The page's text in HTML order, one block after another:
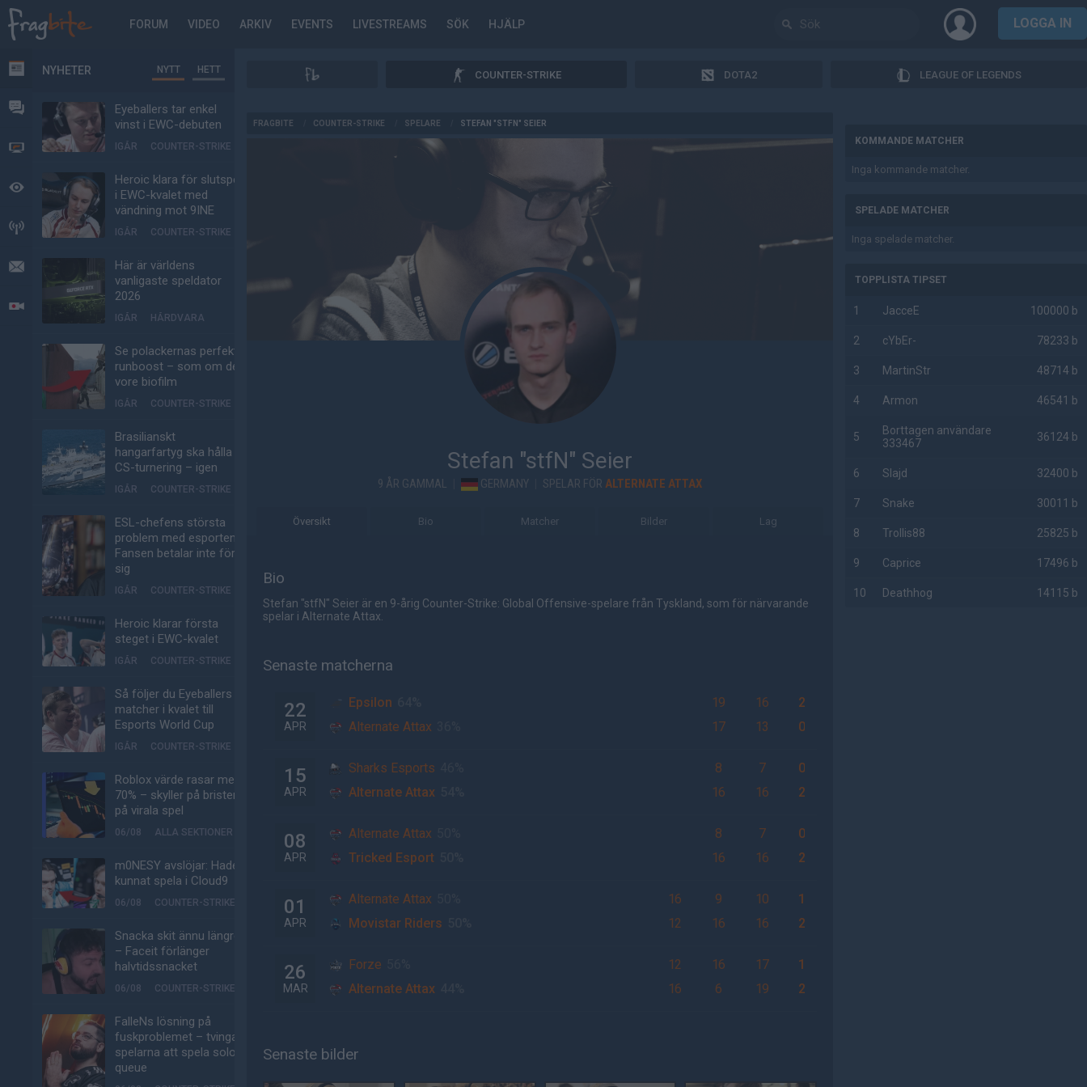
FORUM VIDEO ARKIV EVENTS LIVESTREAMS SÖK HJÄLP LOGGA IN
NYHETER
FORUM
VIDEO
BEVAKAT
HÄNDELSER
LIVESÄNDNINGAR
NYHETER NYTT HETT
Eyeballers tar enkel
vinst i EWC-debuten
IGÅR COUNTER-STRIKE
Heroic klara för slutspel
i EWC-kvalet med
vändning mot 9INE
IGÅR COUNTER-STRIKE
Här är världens
vanligaste speldator
2026
IGÅR HÅRDVARA
Se polackernas perfekta
runboost – som om det
vore biofilm
IGÅR COUNTER-STRIKE
Brasilianskt
hangarfartyg ska hålla
CS-turnering – igen
IGÅR COUNTER-STRIKE
ESL-chefens största
problem med esporten:
Fansen betalar inte för
sig
IGÅR COUNTER-STRIKE
Heroic klarar första
steget i EWC-kvalet
IGÅR COUNTER-STRIKE
Så följer du Eyeballers
matcher i kvalet till
Esports World Cup
IGÅR COUNTER-STRIKE
Roblox värde rasar med
70% – skyller på bristen
på virala spel
06/08 ALLA SEKTIONER
m0NESY avslöjar: Hade
kunnat spela i Cloud9
06/08 COUNTER-STRIKE
Snacka skit ännu längre
– Faceit förlänger
halvtidssnacket
06/08 COUNTER-STRIKE
FalleNs lösning på
fuskproblemet – tvinga
spelarna att spela solo-
queue
COUNTER-STRIKE DOTA2 LEAGUE OF LEGENDS
FRAGBITE COUNTER-STRIKE SPELARE STEFAN "STFN" SEIER
Stefan "stfN" Seier
9 ÅR GAMMAL GERMANY SPELAR FÖRALTERNATE ATTAX
Översikt Bio Matcher Bilder Lag
Bio
Stefan "stfN" Seier är en 9-årig Counter-Strike: Global Offensive-spelare från Tyskland, som för närvarande
spelar i Alternate Attax.
Senaste matcherna
22
APR
Epsilon 19 16
2
Alternate Attax
17 13 0
15
APR
Sharks Esports 8 7
0
Alternate Attax
16 16 2
08
APR
Alternate Attax 8 7
0
Tricked Esport
16 16 2
01
APR
Alternate Attax 16 9 10
1
Movistar Riders
12 16 16 2
26
MAR
Forze 12 16 17
1
Alternate Attax
16 6 19 2
Senaste bilder
KOMMANDE MATCHER
Inga kommande matcher.
SPELADE MATCHER
Inga spelade matcher.
TOPPLISTA TIPSET
1 JacceE 100000 b
2 cYbEr- 78233 b
3 MartinStr 48714 b
4 Armon 46541 b
5
Borttagen användare
333467
36124 b
6 Slajd 32400 b
7 Snake 30011 b
8 Trollis88 25825 b
9 Caprice 17496 b
10 Deathhog 14115 b